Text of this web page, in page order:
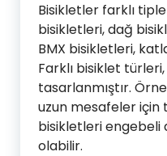
Bisikletler farklı
bisikletleri, dağ
BMX bisikletleri,
Farklı bisiklet
tasarlanmıştır.
uzun mesafeler için
bisikletleri engebeli
olabilir.